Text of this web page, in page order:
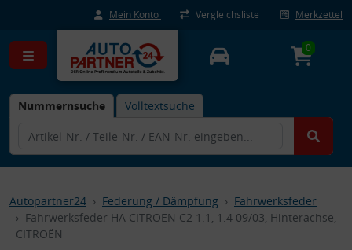
Mein Konto Vergleichsliste Merkzettel
Nummernsuche Volltextsuche
0
Autopartner24 Federung / Dämpfung
Fahrwerksfeder
Fahrwerksfeder HA CITROEN C2 1.1, 1.4 09/03, Hinterachse,
CITROËN